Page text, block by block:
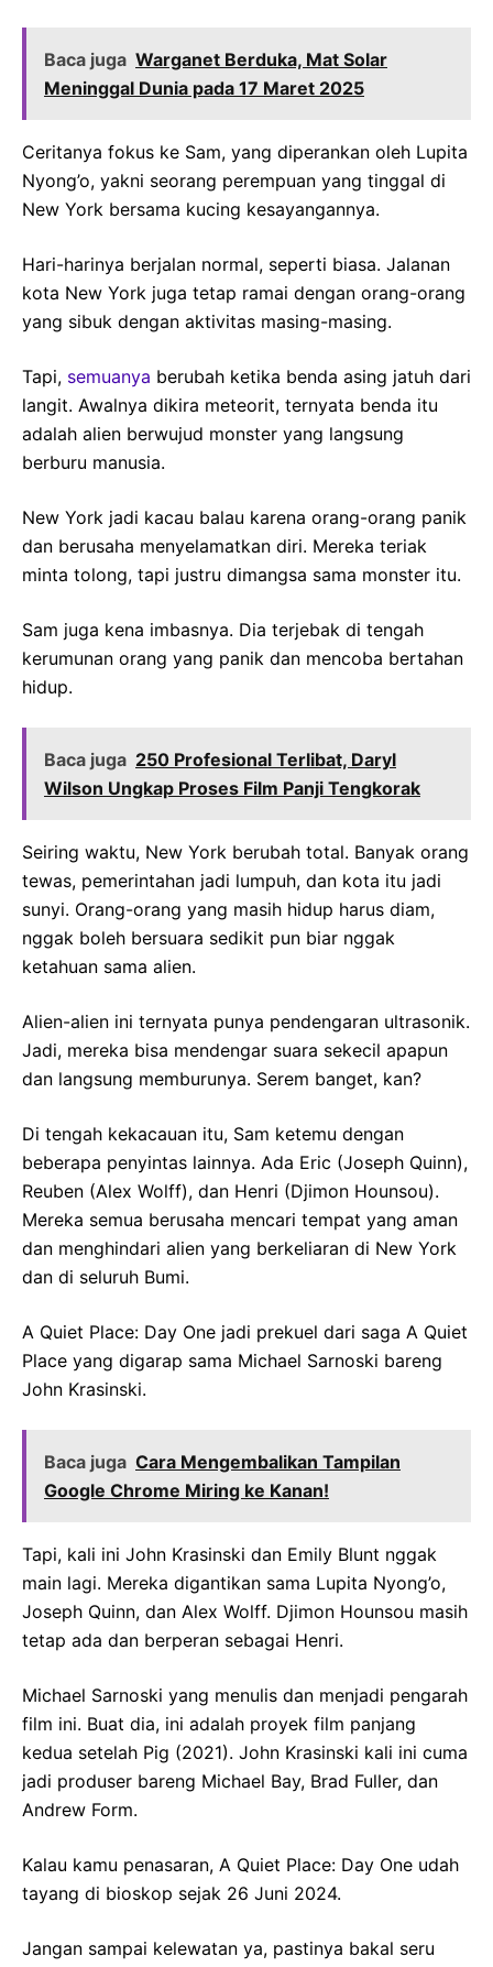
Baca juga Warganet Berduka, Mat Solar
Meninggal Dunia pada 17 Maret 2025
Ceritanya fokus ke Sam, yang diperankan oleh Lupita
Nyong’o, yakni seorang perempuan yang tinggal di
New York bersama kucing kesayangannya.
Hari-harinya berjalan normal, seperti biasa. Jalanan
kota New York juga tetap ramai dengan orang-orang
yang sibuk dengan aktivitas masing-masing.
Tapi, semuanya berubah ketika benda asing jatuh dari
langit. Awalnya dikira meteorit, ternyata benda itu
adalah alien berwujud monster yang langsung
berburu manusia.
New York jadi kacau balau karena orang-orang panik
dan berusaha menyelamatkan diri. Mereka teriak
minta tolong, tapi justru dimangsa sama monster itu.
Sam juga kena imbasnya. Dia terjebak di tengah
kerumunan orang yang panik dan mencoba bertahan
hidup.
Baca juga 250 Profesional Terlibat, Daryl
Wilson Ungkap Proses Film Panji Tengkorak
Seiring waktu, New York berubah total. Banyak orang
tewas, pemerintahan jadi lumpuh, dan kota itu jadi
sunyi. Orang-orang yang masih hidup harus diam,
nggak boleh bersuara sedikit pun biar nggak
ketahuan sama alien.
Alien-alien ini ternyata punya pendengaran ultrasonik.
Jadi, mereka bisa mendengar suara sekecil apapun
dan langsung memburunya. Serem banget, kan?
Di tengah kekacauan itu, Sam ketemu dengan
beberapa penyintas lainnya. Ada Eric (Joseph Quinn),
Reuben (Alex Wolff), dan Henri (Djimon Hounsou).
Mereka semua berusaha mencari tempat yang aman
dan menghindari alien yang berkeliaran di New York
dan di seluruh Bumi.
A Quiet Place: Day One jadi prekuel dari saga A Quiet
Place yang digarap sama Michael Sarnoski bareng
John Krasinski.
Baca juga Cara Mengembalikan Tampilan
Google Chrome Miring ke Kanan!
Tapi, kali ini John Krasinski dan Emily Blunt nggak
main lagi. Mereka digantikan sama Lupita Nyong’o,
Joseph Quinn, dan Alex Wolff. Djimon Hounsou masih
tetap ada dan berperan sebagai Henri.
Michael Sarnoski yang menulis dan menjadi pengarah
film ini. Buat dia, ini adalah proyek film panjang
kedua setelah Pig (2021). John Krasinski kali ini cuma
jadi produser bareng Michael Bay, Brad Fuller, dan
Andrew Form.
Kalau kamu penasaran, A Quiet Place: Day One udah
tayang di bioskop sejak 26 Juni 2024.
Jangan sampai kelewatan ya, pastinya bakal seru